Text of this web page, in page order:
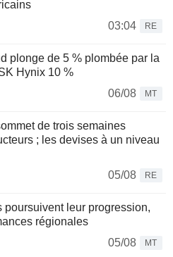
03:04
RE
plonge de 5 % plombée par la
Hynix 10 %
06/08
MT
de trois semaines
; les devises à un niveau
05/08
RE
poursuivent leur progression,
régionales
05/08
MT